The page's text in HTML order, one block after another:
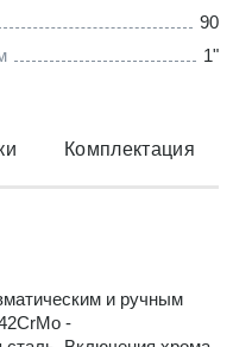
90
1"
Комплектация
и ручным
-